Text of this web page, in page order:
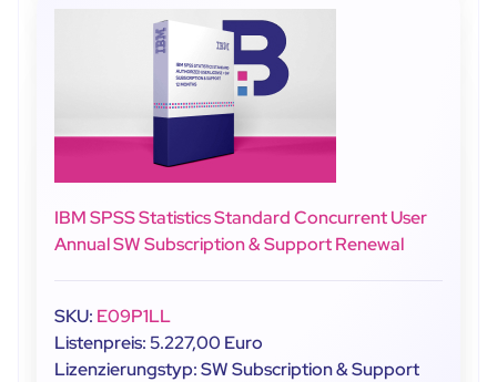
IBM SPSS Statistics Standard Concurrent User
Annual SW Subscription & Support Renewal
SKU: E09P1LL
Listenpreis: 5.227,00 Euro
Lizenzierungstyp: SW Subscription & Support